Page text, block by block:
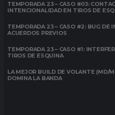
TEMPORADA 23 – CASO #03:
INTENCIONALIDAD EN TIROS DE
TEMPORADA 23 – CASO #2: BUG DE
ACUERDOS PREVIOS
TEMPORADA 23 – CASO #1:
TIROS DE ESQUINA
LA MEJOR BUILD DE VOLANTE (MD/
DOMINA LA BANDA